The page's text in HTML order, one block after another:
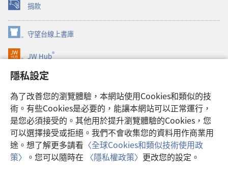
隱私設定
為了改善您的瀏覽體驗，本網站使用Cookies和類似的技
術。有些Cookies是必要的，能讓本網站可以正常運行，
是您必須接受的。其他用於提升瀏覽體驗的Cookies，您
可以選擇接受或拒絕。我們不會收集您的資料用作商業用
途。想了解更多請看 〈全球Cookies和類似技術使用政
策〉 。您可以隨時在 〈隱私權政策〉 更改您的設定。
捐款
（開
啟
新
視
窗）
守望台線上書庫
（開
啟
新
窗）
JW Hub®
（開
啟
新
窗）
JW Library®
Watchtower Library
Copyright© 2026 Watch Tower Bible and Tract Society of Pennsylvania.
使用條款 |隱私權政策| 隱私設定